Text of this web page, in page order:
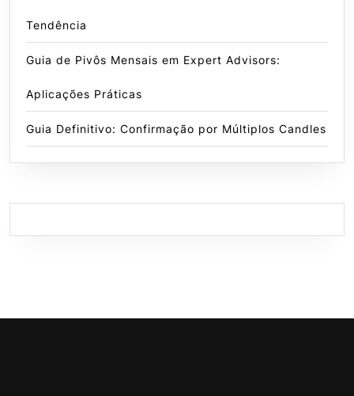
Tendência
Guia de Pivôs Mensais em Expert Advisors:
Aplicações Práticas
Guia Definitivo: Confirmação por Múltiplos Candles